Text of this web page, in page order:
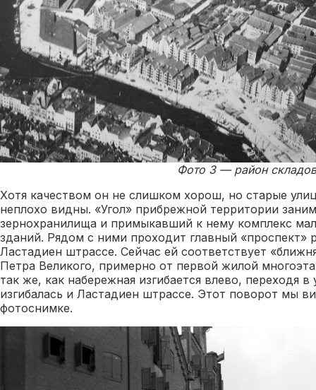
Фото 3 — район
Хотя качеством он не слишком хорош, но старые
неплохо видны. «Угол» прибрежной территории
зернохранилища и примыкавший к нему комплекс
зданий. Рядом с ними проходит главный
Ластадиен штрассе. Сейчас ей соответствует
Петра Великого, примерно от первой жилой
так же, как набережная изгибается влево, переходя в
изгибалась и Ластадиен штрассе. Этот поворот мы
фотоснимке.